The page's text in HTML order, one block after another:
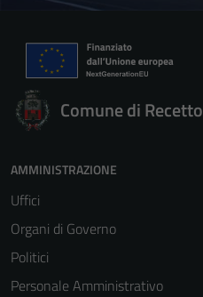
Comune di Recetto
AMMINISTRAZIONE
Uffici
Organi di Governo
Politici
Personale Amministrativo